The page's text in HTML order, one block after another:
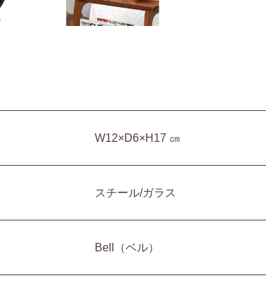
W12×D6×H17 ㎝
スチール/ガラス
Bell（ベル）